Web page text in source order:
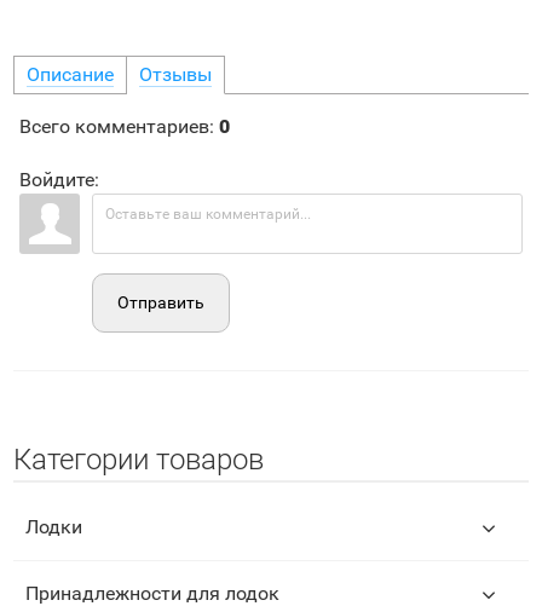
Описание Отзывы
Всего комментариев: 0
Войдите:
Отправить
Категории товаров
Лодки
Принадлежности для лодок